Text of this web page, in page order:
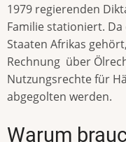
1979 regierenden
Familie stationiert.
Staaten Afrikas
Rechnung über
Nutzungsrechte für
abgegolten werden.
Warum